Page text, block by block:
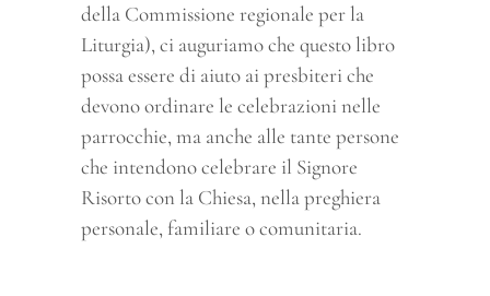
della Commissione regionale per la
Liturgia), ci auguriamo che questo libro
possa essere di aiuto ai presbiteri che
devono ordinare le celebrazioni nelle
parrocchie, ma anche alle tante persone
che intendono celebrare il Signore
Risorto con la Chiesa, nella preghiera
personale, familiare o comunitaria.